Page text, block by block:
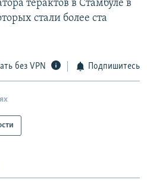
терактов в Стамбуле в
стали более ста
без VPN Подпишитесь